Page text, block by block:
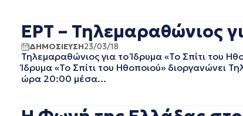
ΟΚΤΩΒΡΙΟΣ 2020
ΣΕΠΤΕΜΒΡΙΟΣ 2020
ΑΥΓΟΥΣΤΟΣ 2020
ΙΟΥΛΙΟΣ 2020
ΑΠΡΙΛΙΟΣ 2020
ΕΡΤ – Τηλεμαραθώνιος
ΔΗΜΟΣΙΕΥΣΗ23/03/18
Τηλεμαραθώνιος για το Ίδρυμα «Το Σπίτι του
Ίδρυμα «Το Σπίτι του Ηθοποιού» διοργανώνει
ώρα 20:00 μέσα...